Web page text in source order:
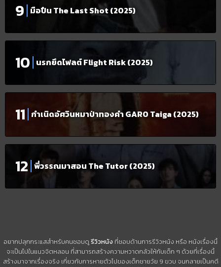
มือปืน The Last Shot (2025)
นรกยึดไฟลต์ Flight Risk (2025)
กำเนิดอัศวินหมาป่าทองคำ GARO Taiga (2025)
พี่วรรณมาสอน The Tutor (2025)
อยากปลุกกระแสสำหรับคนชอบดูรีวิวหนัง ที่ชอบด้านการรีวิวหนัง หรือ หนังเรื่องนี้
จะเป็นไปในแนวจิตหลอน ที่สามารถสร้างความหวาดกลัวให้กับเด็ก ๆ ด้วยที่เรื่องนี้
สร้างมาจากเรื่องจริง เกี่ยวกับการหายตัวไปของเด็กชายวัย 9 ขวบ จนกลายเป็นคดี